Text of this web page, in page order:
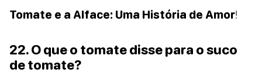
Tomate e a Alface: Uma História de Amor!
22. O que o tomate disse para o suco
de tomate?